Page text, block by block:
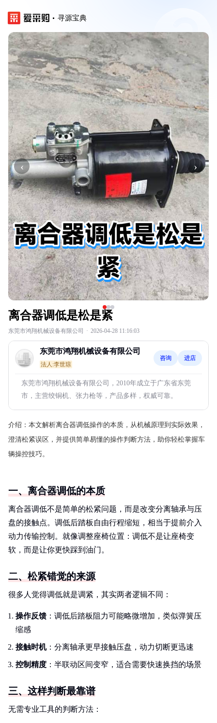
寻源宝典
‹ ›
离合器调低是松是紧
东莞市鸿翔机械设备有限公司 · 2026-04-28 11:16:03
东莞市鸿翔机械设备有限公司
法人:李世琼
咨询 进店
东莞市鸿翔机械设备有限公司，2010年成立于广东省东莞
市，主营绞铜机、张力枪等，产品多样，权威可靠。
介绍： 本文解析离合器调低操作的本质，从机械原理到实际效果，
澄清松紧误区，并提供简单易懂的操作判断方法，助你轻松掌握车
辆操控技巧。
一、离合器调低的本质
离合器调低不是简单的松紧问题，而是改变分离轴承与压
盘的接触点。调低后踏板自由行程缩短，相当于提前介入
动力传输控制。就像调整座椅位置：调低不是让座椅变
软，而是让你更快踩到油门。
二、松紧错觉的来源
很多人觉得调低就是调紧，其实两者逻辑不同：
操作反馈 ：调低后踏板阻力可能略微增加，类似弹簧压
缩感
接触时机：分离轴承更早接触压盘，动力切断更迅速
控制精度 ：半联动区间变窄，适合需要快速换挡的场景
三、这样判断最靠谱
无需专业工具的判断方法：